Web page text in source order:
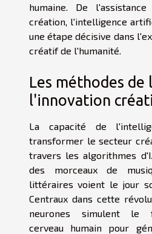
humaine. De
création, l'intelligence
une étape décisive dans
créatif de l'humanité.
Les méthodes de
l'innovation
La capacité de
transformer le secteur
travers les algorithmes
des morceaux de
littéraires voient le jour
Centraux dans cette
neurones simulent le
cerveau humain pour